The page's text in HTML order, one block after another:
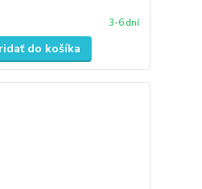
3-6 dní
do košíka